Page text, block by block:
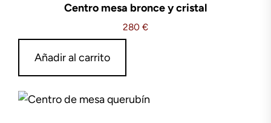
Centro mesa bronce y cristal
280 €
Añadir al carrito